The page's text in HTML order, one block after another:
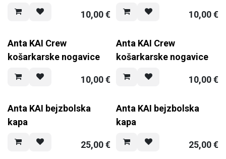
10,00€ 10,00€
Anta KAI Crew
košarkarske nogavice
10,00€
Anta KAI Crew
košarkarske nogavice
10,00€
Anta KAI bejzbolska
kapa
25,00€
Anta KAI bejzbolska
kapa
25,00€